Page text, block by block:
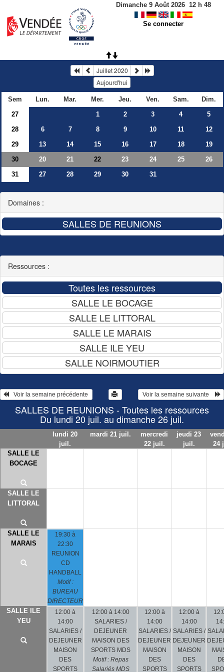
Dimanche 9 Août 2026 12h 48
Se connecter
Juillet 2020
Aujourd'hui
Sem Lun. Mar. Mer. Jeu. Ven. Sam.
Dim.
27
1 2 3 4
5
28
6 7 8 9 10 11
12
29
13 14 15 16 17 18
19
30
20 21 22 23 24 25
26
31
27 28 29 30 31
Domaines :
Ressources :
Voir la semaine suivante
SALLES DE REUNIONS - Toutes les ressources
Du lundi 20 juil. au dimanche 26 juil.
lundi 20
juil.
mardi 21 juil.
mercredi
22 juil.
jeudi 23
juil.
24
SALLE LE
BOCAGE
SALLE LE
LITTORAL
SALLE LE
MARAIS
19:30 à
22:30
REUNION
CD
HANDBALL
Motif :
BUREAU
DIRECTEUR
SALLE ILE
YEU
12:00 à
14:00
SALARIES /
DEJEUNER
MAISON
DES
SPORTS
12:00 à 14:00
SALARIES /
DEJEUNER
MAISON DES
SPORTS MDS
Motif : Repas
Salariés MDS
12:00 à
14:00
SALARIES /
DEJEUNER
MAISON
DES
SPORTS
12:00 à
14:00
SALARIES /
DEJEUNER
MAISON
DES
SPORTS